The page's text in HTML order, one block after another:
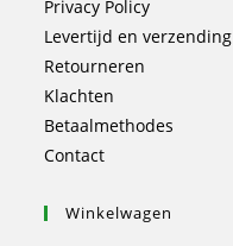
Privacy Policy
Levertijd en verzending
Retourneren
Klachten
Betaalmethodes
Contact
Winkelwagen